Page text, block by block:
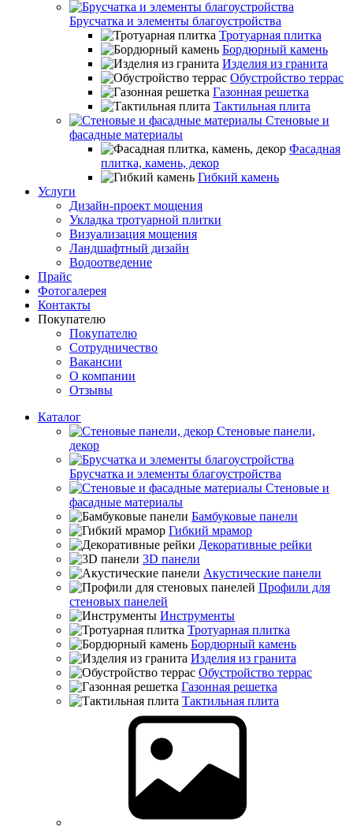
Брусчатка и элементы благоустройства
Тротуарная плитка
Бордюрный камень
Изделия из гранита
Обустройство террас
Газонная решетка
Тактильная плита
Стеновые и
фасадные материалы
Фасадная
плитка, камень, декор
Гибкий камень
Услуги
Дизайн-проект мощения
Укладка тротуарной плитки
Визуализация мощения
Ландшафтный дизайн
Водоотведение
Прайс
Фотогалерея
Контакты
Покупателю
Покупателю
Сотрудничество
Вакансии
О компании
Отзывы
Каталог
Стеновые панели,
декор
Брусчатка и элементы благоустройства
Стеновые и
фасадные материалы
Бамбуковые панели
Гибкий мрамор
Декоративные рейки
3D панели
Акустические панели
Профили для
стеновых панелей
Инструменты
Тротуарная плитка
Бордюрный камень
Изделия из гранита
Обустройство террас
Газонная решетка
Тактильная плита